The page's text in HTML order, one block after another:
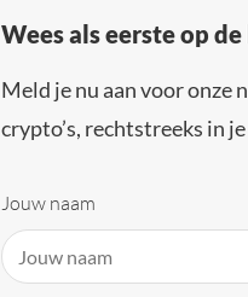
Wees als eerste op
Meld je nu aan voor onze
crypto’s, rechtstreeks in
Jouw naam